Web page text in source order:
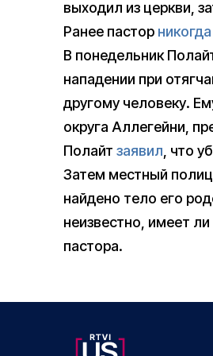
выходил из церкви,
Ранее пастор никогда
В понедельник
нападении при
другому человеку.
округа Аллегейни,
Полайт заявил, что
Затем местный
найдено тело его
неизвестно, имеет
пастора.